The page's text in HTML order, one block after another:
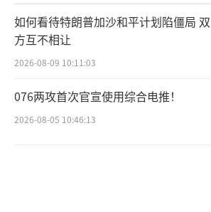
如何看待特朗普加沙和平计划陷僵局 双
方互不相让
2026-08-09 10:11:03
076两攻首次官宣使用综合电推！
2026-08-05 10:46:13